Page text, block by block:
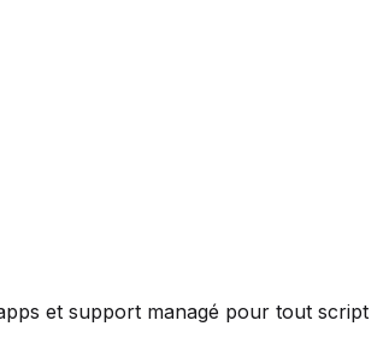
et support managé pour tout script